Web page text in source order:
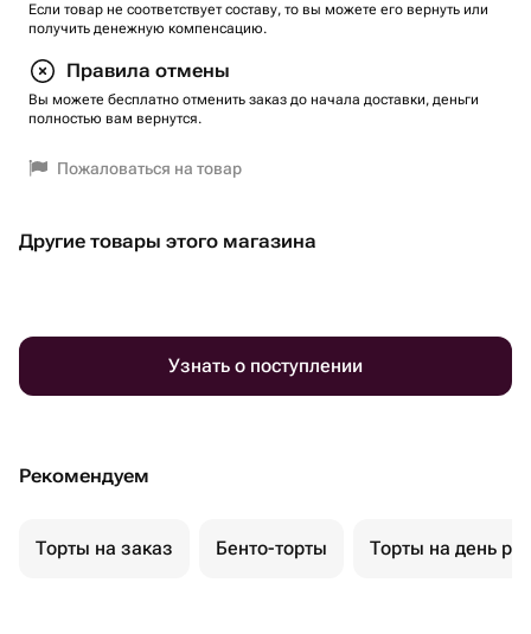
Если товар не соответствует составу, то вы можете его вернуть или
получить денежную компенсацию.
Правила отмены
Вы можете бесплатно отменить заказ до начала доставки, деньги
полностью вам вернутся.
Пожаловаться на товар
Другие товары этого магазина
Узнать о поступлении
Рекомендуем
Торты на заказ Бенто-торты Торты на день